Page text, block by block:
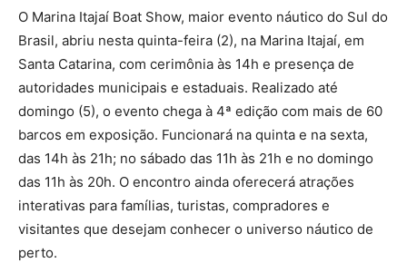
O Marina Itajaí Boat Show, maior evento náutico do Sul do
Brasil, abriu nesta quinta-feira (2), na Marina Itajaí, em
Santa Catarina, com cerimônia às 14h e presença de
autoridades municipais e estaduais. Realizado até
domingo (5), o evento chega à 4ª edição com mais de 60
barcos em exposição. Funcionará na quinta e na sexta,
das 14h às 21h; no sábado das 11h às 21h e no domingo
das 11h às 20h. O encontro ainda oferecerá atrações
interativas para famílias, turistas, compradores e
visitantes que desejam conhecer o universo náutico de
perto.